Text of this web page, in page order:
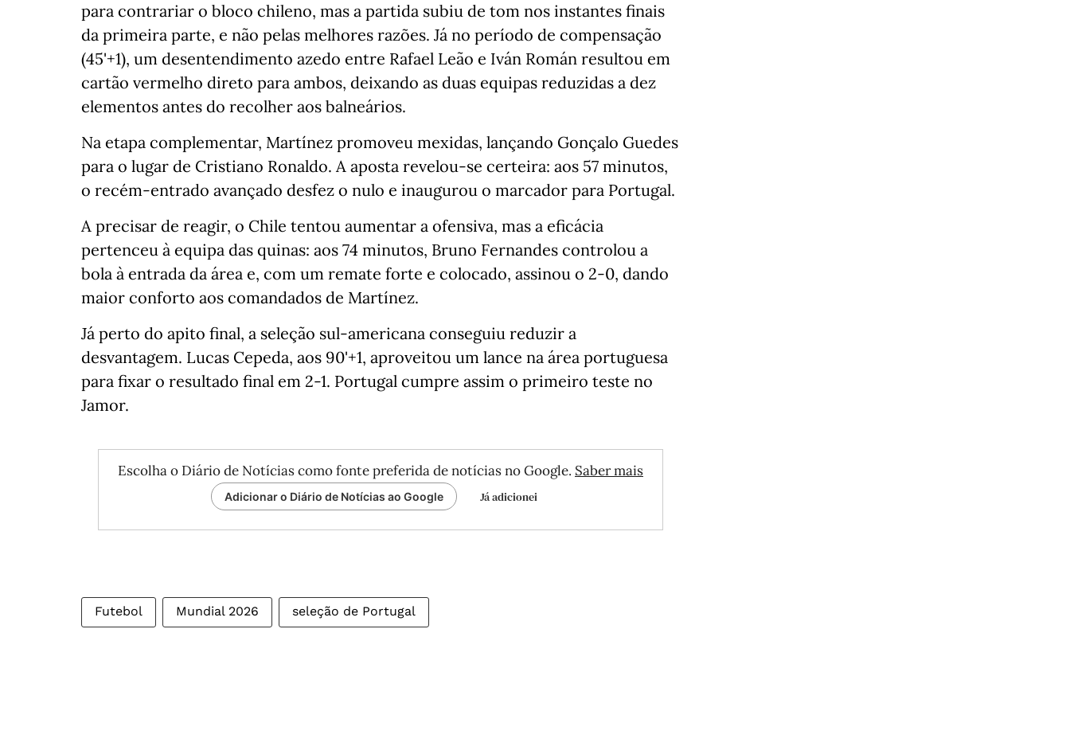
para contrariar o bloco chileno, mas a partida subiu de tom nos instantes finais
da primeira parte, e não pelas melhores razões. Já no período de compensação
(45'+1), um desentendimento azedo entre Rafael Leão e Iván Román resultou em
cartão vermelho direto para ambos, deixando as duas equipas reduzidas a dez
elementos antes do recolher aos balneários.
Na etapa complementar, Martínez promoveu mexidas, lançando Gonçalo Guedes
para o lugar de Cristiano Ronaldo. A aposta revelou-se certeira: aos 57 minutos,
o recém-entrado avançado desfez o nulo e inaugurou o marcador para Portugal.
A precisar de reagir, o Chile tentou aumentar a ofensiva, mas a eficácia
pertenceu à equipa das quinas: aos 74 minutos, Bruno Fernandes controlou a
bola à entrada da área e, com um remate forte e colocado, assinou o 2-0, dando
maior conforto aos comandados de Martínez.
Já perto do apito final, a seleção sul-americana conseguiu reduzir a
desvantagem. Lucas Cepeda, aos 90'+1, aproveitou um lance na área portuguesa
para fixar o resultado final em 2-1. Portugal cumpre assim o primeiro teste no
Jamor.
Escolha o Diário de Notícias como fonte preferida de notícias no Google. Saber mais
Adicionar o Diário de Notícias ao Google Já adicionei
Futebol Mundial 2026 seleção de Portugal